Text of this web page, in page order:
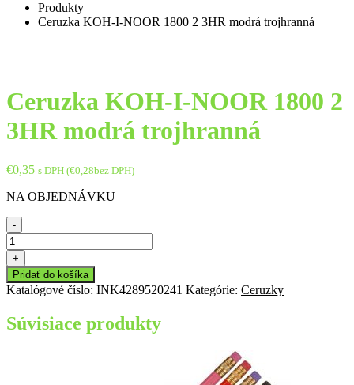
Produkty
Ceruzka KOH-I-NOOR 1800 2 3HR modrá trojhranná
Ceruzka KOH-I-NOOR 1800 2
3HR modrá trojhranná
€0,35 s DPH (€0,28bez DPH)
NA OBJEDNÁVKU
-
množstvo
Ceruzka
KOH-
I-
NOOR
2
+
Pridať do košíka
Katalógové číslo: INK4289520241 Kategórie: Ceruzky
Súvisiace produkty